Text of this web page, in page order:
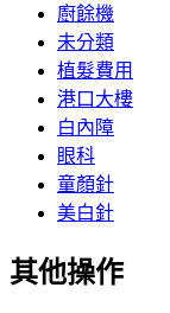
廚餘機
未分類
植髮費用
港口大樓
白內障
眼科
童顏針
美白針
其他操作